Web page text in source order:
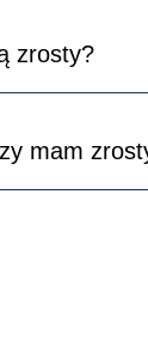
zrosty?
do nogi.
mam